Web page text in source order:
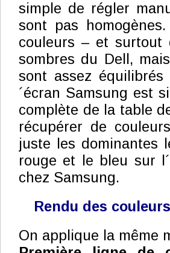
simple de régler
sont pas
couleurs – et
sombres du Dell,
sont assez
´écran Samsung est
complète de la table
récupérer de
juste les dominantes
rouge et le bleu sur
chez Samsung.
Rendu des couleurs
On applique la même